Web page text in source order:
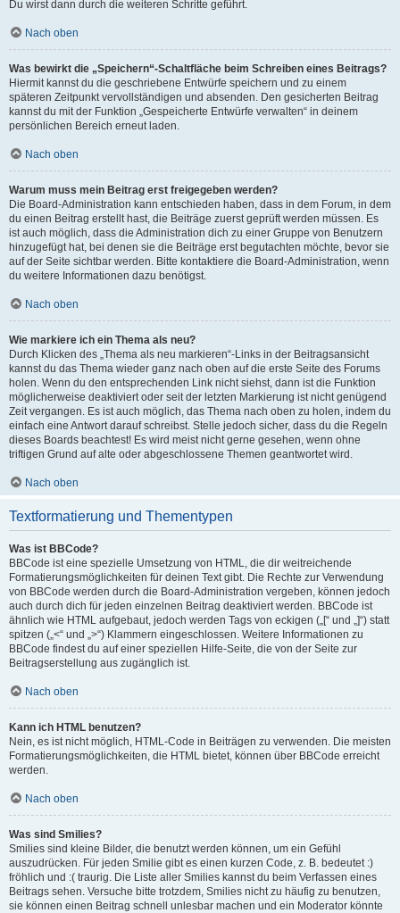
Du wirst dann durch die weiteren Schritte geführt.
Nach oben
Was bewirkt die „Speichern“-Schaltfläche beim Schreiben eines Beitrags?
Hiermit kannst du die geschriebene Entwürfe speichern und zu einem
späteren Zeitpunkt vervollständigen und absenden. Den gesicherten Beitrag
kannst du mit der Funktion „Gespeicherte Entwürfe verwalten“ in deinem
persönlichen Bereich erneut laden.
Nach oben
Warum muss mein Beitrag erst freigegeben werden?
Die Board-Administration kann entschieden haben, dass in dem Forum, in dem
du einen Beitrag erstellt hast, die Beiträge zuerst geprüft werden müssen. Es
ist auch möglich, dass die Administration dich zu einer Gruppe von Benutzern
hinzugefügt hat, bei denen sie die Beiträge erst begutachten möchte, bevor sie
auf der Seite sichtbar werden. Bitte kontaktiere die Board-Administration, wenn
du weitere Informationen dazu benötigst.
Nach oben
Wie markiere ich ein Thema als neu?
Durch Klicken des „Thema als neu markieren“-Links in der Beitragsansicht
kannst du das Thema wieder ganz nach oben auf die erste Seite des Forums
holen. Wenn du den entsprechenden Link nicht siehst, dann ist die Funktion
möglicherweise deaktiviert oder seit der letzten Markierung ist nicht genügend
Zeit vergangen. Es ist auch möglich, das Thema nach oben zu holen, indem du
einfach eine Antwort darauf schreibst. Stelle jedoch sicher, dass du die Regeln
dieses Boards beachtest! Es wird meist nicht gerne gesehen, wenn ohne
triftigen Grund auf alte oder abgeschlossene Themen geantwortet wird.
Nach oben
Textformatierung und Thementypen
Was ist BBCode?
BBCode ist eine spezielle Umsetzung von HTML, die dir weitreichende
Formatierungsmöglichkeiten für deinen Text gibt. Die Rechte zur Verwendung
von BBCode werden durch die Board-Administration vergeben, können jedoch
auch durch dich für jeden einzelnen Beitrag deaktiviert werden. BBCode ist
ähnlich wie HTML aufgebaut, jedoch werden Tags von eckigen („[“ und „]“) statt
spitzen („<“ und „>“) Klammern eingeschlossen. Weitere Informationen zu
BBCode findest du auf einer speziellen Hilfe-Seite, die von der Seite zur
Beitragserstellung aus zugänglich ist.
Nach oben
Kann ich HTML benutzen?
Nein, es ist nicht möglich, HTML-Code in Beiträgen zu verwenden. Die meisten
Formatierungsmöglichkeiten, die HTML bietet, können über BBCode erreicht
werden.
Nach oben
Was sind Smilies?
Smilies sind kleine Bilder, die benutzt werden können, um ein Gefühl
auszudrücken. Für jeden Smilie gibt es einen kurzen Code, z. B. bedeutet :)
fröhlich und :( traurig. Die Liste aller Smilies kannst du beim Verfassen eines
Beitrags sehen. Versuche bitte trotzdem, Smilies nicht zu häufig zu benutzen,
sie können einen Beitrag schnell unlesbar machen und ein Moderator könnte